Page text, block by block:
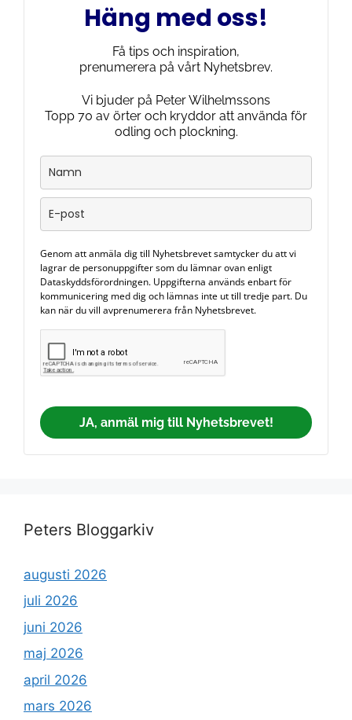
Häng med oss!
Få tips och inspiration,
prenumerera på vårt Nyhetsbrev.
Vi bjuder på Peter Wilhelmssons
Topp 70 av örter och kryddor att använda för
odling och plockning.
Genom att anmäla dig till Nyhetsbrevet samtycker du att vi
lagrar de personuppgifter som du lämnar ovan enligt
Dataskyddsförordningen. Uppgifterna används enbart för
kommunicering med dig och lämnas inte ut till tredje part. Du
kan när du vill avprenumerera från Nyhetsbrevet.
JA, anmäl mig till Nyhetsbrevet!
Peters Bloggarkiv
augusti 2026
juli 2026
juni 2026
maj 2026
april 2026
mars 2026